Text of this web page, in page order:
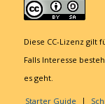
Diese CC-Lizenz gilt
Falls Interesse
es geht.
Starter Guide